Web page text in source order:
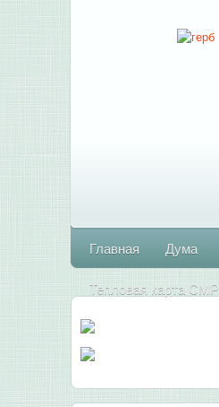
Главная Дума
Тепловая карта СМР